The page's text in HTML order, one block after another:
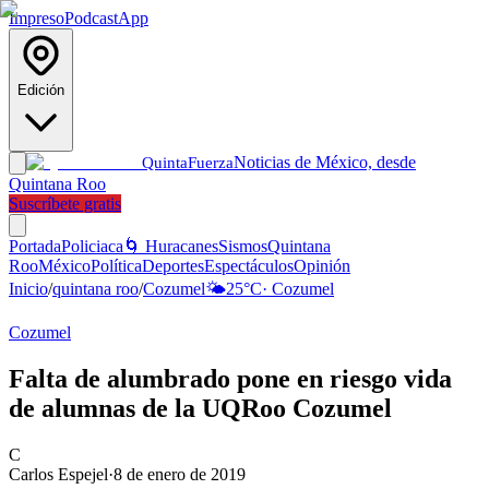
ImpresoPodcastApp
Edición
QuintaFuerzaNoticias de México, desde
Quintana Roo
Suscríbete gratis
PortadaPoliciaca 🌀 HuracanesSismosQuintana
RooMéxicoPolíticaDeportesEspectáculosOpinión
Inicio/quintana roo/Cozumel🌤️25°C· Cozumel
Cozumel
Falta de alumbrado pone en riesgo vida
de alumnas de la UQRoo Cozumel
C
Carlos Espejel·8 de enero de 2019